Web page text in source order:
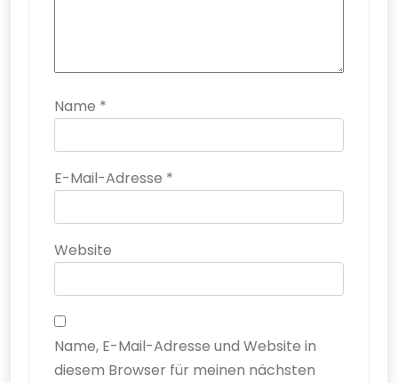
Name *
E-Mail-Adresse *
Website
Name, E-Mail-Adresse und Website in
diesem Browser für meinen nächsten